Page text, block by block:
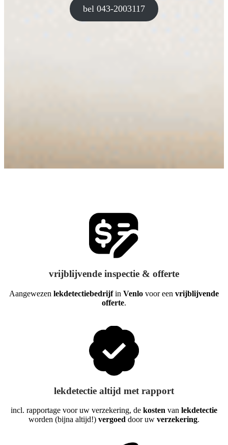
bel 043-2003117
vrijblijvende inspectie & offerte
Aangewezen lekdetectiebedrijfin Venlo voor een vrijblijvende
offerte.
lekdetectie altijd met rapport
incl. rapportage voor uw verzekering, de kosten van lekdetectie
worden (bijna altijd!) vergoed door uw verzekering.